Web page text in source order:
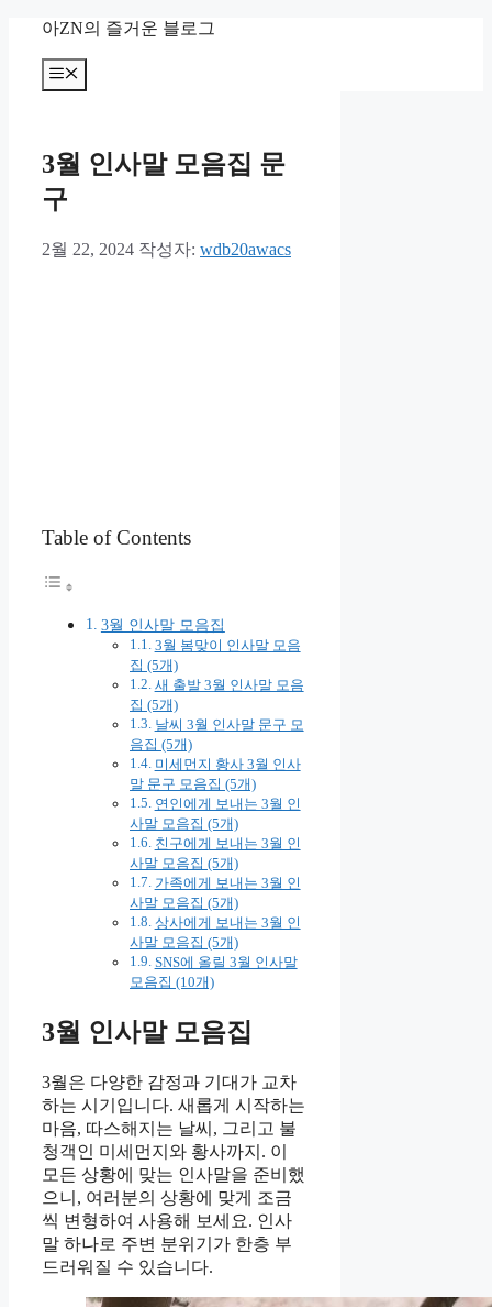
아ZN의 즐거운 블로그
메
뉴
3월 인사말 모음집 문
구
2월 22, 2024 작성자: wdb20awacs
Table of Contents
3월 인사말 모음집
3월 봄맞이 인사말 모음
집 (5개)
새 출발 3월 인사말 모음
집 (5개)
날씨 3월 인사말 문구 모
음집 (5개)
미세먼지 황사 3월 인사
말 문구 모음집 (5개)
연인에게 보내는 3월 인
사말 모음집 (5개)
친구에게 보내는 3월 인
사말 모음집 (5개)
가족에게 보내는 3월 인
사말 모음집 (5개)
상사에게 보내는 3월 인
사말 모음집 (5개)
SNS에 올릴 3월 인사말
모음집 (10개)
3월 인사말 모음집
3월은 다양한 감정과 기대가 교차
하는 시기입니다. 새롭게 시작하는
마음, 따스해지는 날씨, 그리고 불
청객인 미세먼지와 황사까지. 이
모든 상황에 맞는 인사말을 준비했
으니, 여러분의 상황에 맞게 조금
씩 변형하여 사용해 보세요. 인사
말 하나로 주변 분위기가 한층 부
드러워질 수 있습니다.